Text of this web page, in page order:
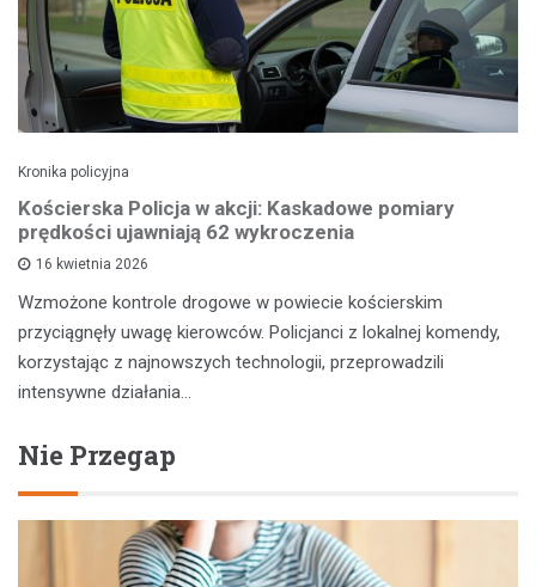
Kronika policyjna
Kościerska Policja w akcji: Kaskadowe pomiary
prędkości ujawniają 62 wykroczenia
16 kwietnia 2026
Wzmożone kontrole drogowe w powiecie kościerskim
przyciągnęły uwagę kierowców. Policjanci z lokalnej komendy,
korzystając z najnowszych technologii, przeprowadzili
intensywne działania…
Nie Przegap